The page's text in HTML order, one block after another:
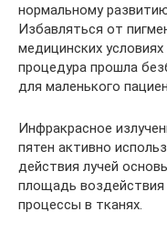
нормальному
Избавляться от
медицинских
процедура прошла
для маленького
Инфракрасное
пятен активно
действия лучей
площадь воздействия
процессы в тканях.